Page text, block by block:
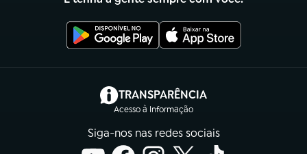
TRANSPARÊNCIA
Acesso à Informação
(abre em nova aba)
Siga-nos nas redes sociais